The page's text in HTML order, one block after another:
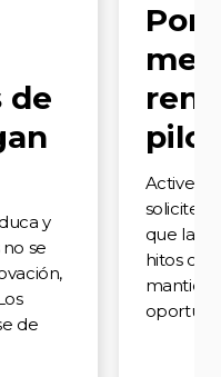
de
y
se
de
Active
soliciten
que las
hitos